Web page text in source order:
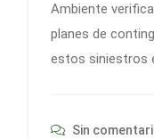
Ambiente
planes de
estos siniestros
Sin